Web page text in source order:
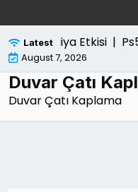
to
content
Latest
İci Saygiya Etkisi |
August 7, 2026
Duvar Çatı
Duvar Çatı Kaplama